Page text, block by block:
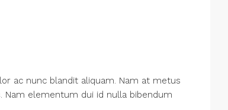
ac nunc blandit aliquam. Nam at metus
Nam elementum dui id nulla bibendum